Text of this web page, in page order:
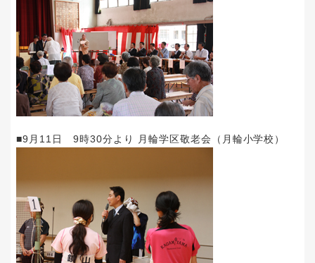
■9月11日 9時30分より 月輪学区敬老会（月輪小学校）